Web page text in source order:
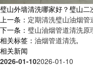
璧山外墙清洗哪家好？璧山
上一条： 定期清洗璧山油烟
下一条： 璧山油烟管道清洗原
相关标签： 油烟管道清洗,
相关新闻
2026-01-102026-01-10